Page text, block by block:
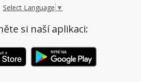
Select Language ▼
si naší aplikaci: